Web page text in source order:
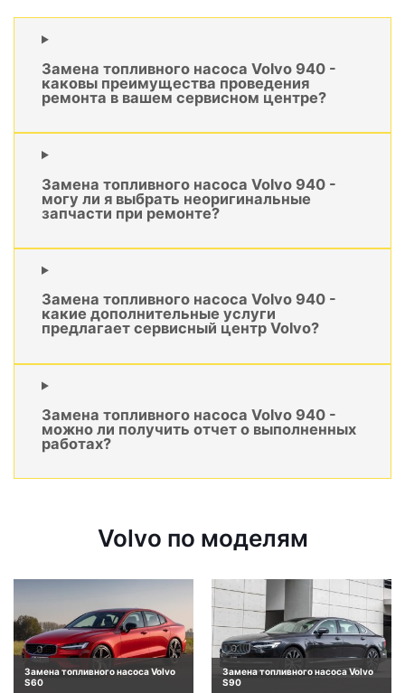
Замена топливного насоса Volvo 940 -
каковы преимущества проведения
ремонта в вашем сервисном центре?
Замена топливного насоса Volvo 940 -
могу ли я выбрать неоригинальные
запчасти при ремонте?
Замена топливного насоса Volvo 940 -
какие дополнительные услуги
предлагает сервисный центр Volvo?
Замена топливного насоса Volvo 940 -
можно ли получить отчет о выполненных
работах?
Volvo по моделям
Замена топливного насоса Volvo
S60
Замена топливного насоса Volvo
S90